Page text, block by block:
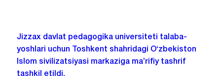
Jizzax davlat pedagogika universiteti talaba-
yoshlari uchun Toshkent shahridagi O‘zbekiston
Islom sivilizatsiyasi markaziga ma’rifiy tashrif
tashkil etildi.